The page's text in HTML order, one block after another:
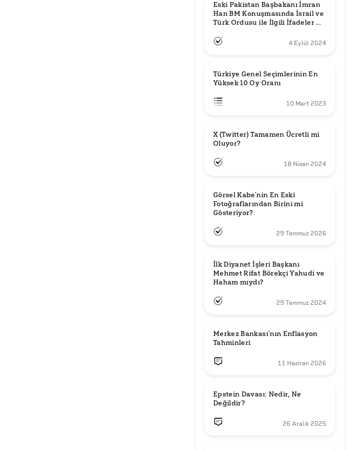
Eski Pakistan Başbakanı İmran
Han BM Konuşmasında İsrail ve
Türk Ordusu ile İlgili İfadeler mi
4 Eylül 2024
Türkiye Genel Seçimlerinin En
Yüksek 10 Oy Oranı
10 Mart 2023
X (Twitter) Tamamen Ücretli mi
Oluyor?
18 Nisan 2024
Görsel Kabe’nin En Eski
Fotoğraflarından Birini mi
Gösteriyor?
29 Temmuz 2026
İlk Diyanet İşleri Başkanı
Mehmet Rifat Börekçi Yahudi ve
Haham mıydı?
29 Temmuz 2024
Merkez Bankası’nın Enflasyon
Tahminleri
11 Haziran 2026
Epstein Davası: Nedir, Ne
Değildir?
26 Aralık 2025